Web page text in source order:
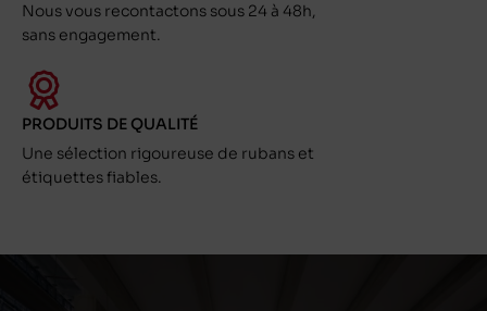
Nous vous recontactons sous 24 à 48h,
sans engagement.
PRODUITS DE QUALITÉ
Une sélection rigoureuse de rubans et
étiquettes fiables.